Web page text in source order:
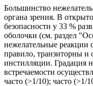
Большинство
органа зрения. В
безопасности у 33 %
оболочки (см. раздел
нежелательные реакции
правило, транзиторны и
инстилляции. Градация
встречаемости
часто (>1/10); часто (>1/